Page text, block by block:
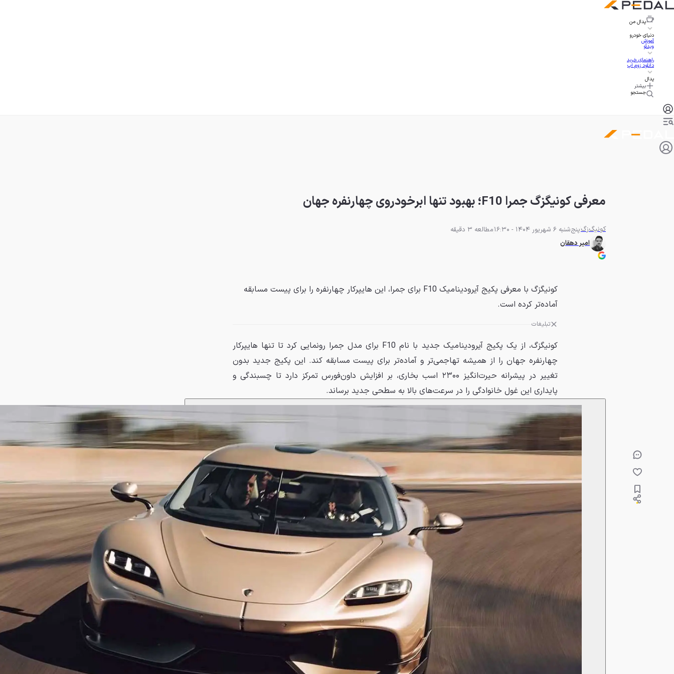
پدال من
دنیای خودرو
آموزش
ویدئو
راهنمای خرید
دانلود زوم اپ
پدال
بیشتر
جستجو
معرفی کونیگزگ جمرا F10؛ بهبود تنها ابرخودروی چهارنفره جهان
کونیگ‌زگپنج‌شنبه 6 شهریور 1404 - 16:30
مطالعه 3 دقیقه
امیر دهقان
کونیگزگ با معرفی پکیج آیرودینامیک F10 برای جمرا، این هایپرکار چهارنفره را برای پیست مسابقه
آماده‌تر کرده است.
تبلیغات
کونیگزگ، از یک پکیج آیرودینامیک جدید با نام F10 برای مدل جمرا رونمایی کرد تا تنها هایپرکار
چهارنفره جهان را از همیشه تهاجمی‌تر و آماده‌تر برای پیست مسابقه کند. این پکیج جدید بدون
تغییر در پیشرانه حیرت‌انگیز ۲۳۰۰ اسب بخاری، بر افزایش داون‌فورس تمرکز دارد تا چسبندگی و
پایداری این غول خانوادگی را در سرعت‌های بالا به سطحی جدید برساند.